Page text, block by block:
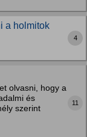
a holmitok
4
olvasni, hogy a
és
szerint
11